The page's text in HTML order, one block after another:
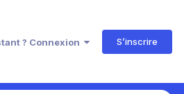
? Connexion S’inscrire